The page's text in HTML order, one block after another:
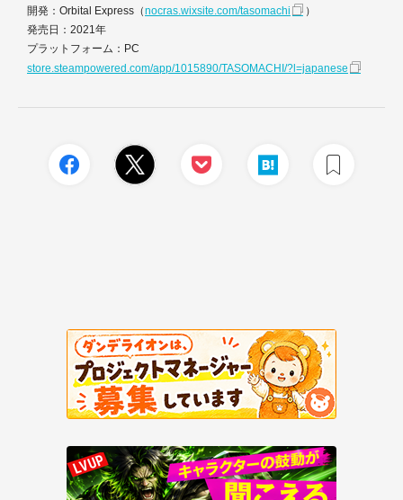
開発：Orbital Express（nocras.wixsite.com/tasomachi
）
発売日：2021年
プラットフォーム：PC
store.steampowered.com/app/1015890/TASOMACHI/?l=japanese